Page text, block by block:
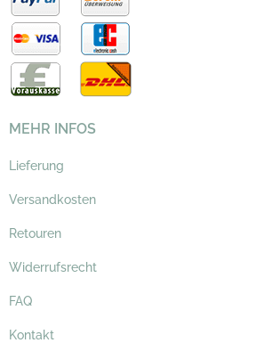
MEHR INFOS
Lieferung
Versandkosten
Retouren
Widerrufsrecht
FAQ
Kontakt